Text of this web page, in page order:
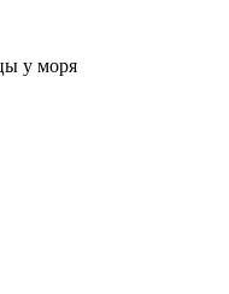
у моря